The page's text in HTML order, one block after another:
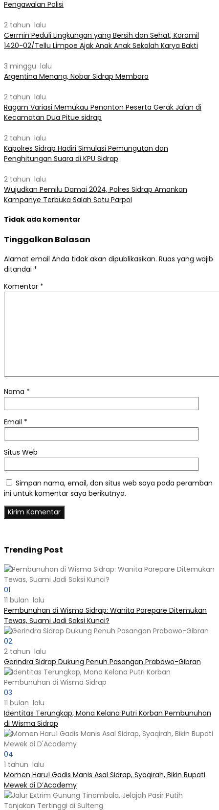
Pengawalan Polisi
2 tahun lalu
Cermin Peduli Lingkungan yang Bersih dan Sehat, Koramil
1420-02/Tellu Limpoe Ajak Anak Anak Sekolah Karya Bakti
3 minggu lalu
Argentina Menang, Nobar Sidrap Membara
2 tahun lalu
Ragam Variasi Memukau Penonton Peserta Gerak Jalan di
Kecamatan Dua Pitue sidrap
2 tahun lalu
Kapolres Sidrap Hadiri Simulasi Pemungutan dan
Penghitungan Suara di KPU Sidrap
2 tahun lalu
Wujudkan Pemilu Damai 2024, Polres Sidrap Amankan
Kampanye Terbuka Salah Satu Parpol
Tidak ada komentar
Tinggalkan Balasan
Alamat email Anda tidak akan dipublikasikan. Ruas yang wajib
ditandai *
Komentar *
Nama *
Email *
Situs Web
Simpan nama, email, dan situs web saya pada peramban
ini untuk komentar saya berikutnya.
Trending Post
01
11 bulan lalu
Pembunuhan di Wisma Sidrap: Wanita Parepare Ditemukan
Tewas, Suami Jadi Saksi Kunci?
02
2 tahun lalu
Gerindra Sidrap Dukung Penuh Pasangan Prabowo-Gibran
03
11 bulan lalu
Identitas Terungkap, Mona Kelana Putri Korban Pembunuhan
di Wisma Sidrap
04
1 tahun lalu
Momen Haru! Gadis Manis Asal Sidrap, Syaqirah, Bikin Bupati
Mewek di D’Academy​